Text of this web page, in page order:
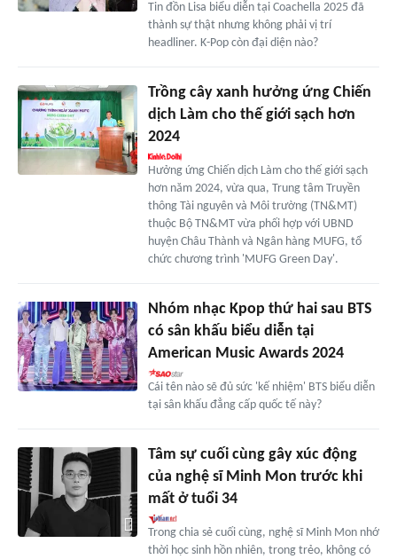
Tin đồn Lisa biểu diễn tại Coachella 2025 đã
thành sự thật nhưng không phải vị trí
headliner. K-Pop còn đại diện nào?
Trồng cây xanh hưởng ứng Chiến
dịch Làm cho thế giới sạch hơn
2024
Hưởng ứng Chiến dịch Làm cho thế giới sạch
hơn năm 2024, vừa qua, Trung tâm Truyền
thông Tài nguyên và Môi trường (TN&MT)
thuộc Bộ TN&MT vừa phối hợp với UBND
huyện Châu Thành và Ngân hàng MUFG, tổ
chức chương trình 'MUFG Green Day'.
Nhóm nhạc Kpop thứ hai sau BTS
có sân khấu biểu diễn tại
American Music Awards 2024
Cái tên nào sẽ đủ sức 'kế nhiệm' BTS biểu diễn
tại sân khấu đẳng cấp quốc tế này?
Tâm sự cuối cùng gây xúc động
của nghệ sĩ Minh Mon trước khi
mất ở tuổi 34
Trong chia sẻ cuối cùng, nghệ sĩ Minh Mon nhớ
thời học sinh hồn nhiên, trong trẻo, không có